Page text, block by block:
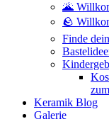
🌋
🪨
Finde
Keramik Blog
Galerie